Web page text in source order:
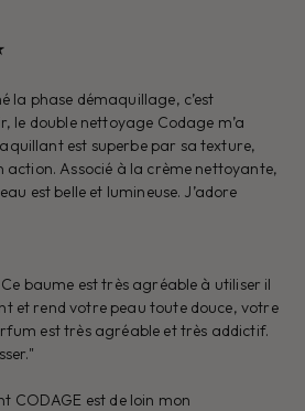
la phase démaquillage, c’est
le double nettoyage Codage m’a
est superbe par sa texture,
action. Associé à la crème nettoyante,
est belle et lumineuse. J’adore
Ce baume est très agréable à utiliser il
et rend votre peau toute douce, votre
est très agréable et très addictif.
CODAGE est de loin mon